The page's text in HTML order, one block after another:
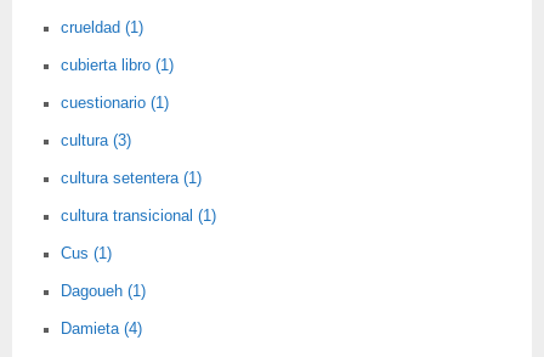
crueldad (1)
cubierta libro (1)
cuestionario (1)
cultura (3)
cultura setentera (1)
cultura transicional (1)
Cus (1)
Dagoueh (1)
Damieta (4)